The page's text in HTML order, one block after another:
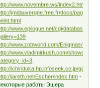
www.novembre.ws/index2.htm
jmdauvergne.free.fr/docs/pages/pg-
www.epilogue.net/cgi/databas....pl?
www.zobworld.com/Enigmas/
www.vladimirkush.com/
ichiriduka.hp.infoseek.co.jp/
jareth.net/Escher/index.htm -
работы Эшера